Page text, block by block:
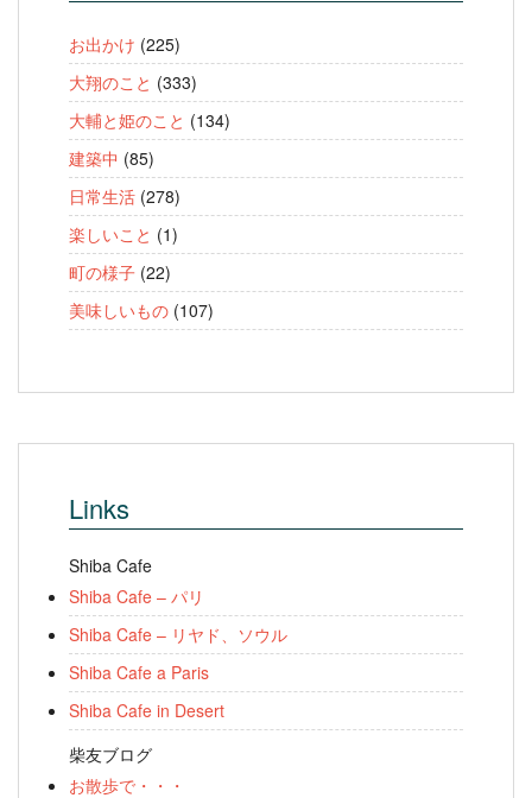
お出かけ (225)
大翔のこと (333)
大輔と姫のこと (134)
建築中 (85)
日常生活 (278)
楽しいこと (1)
町の様子 (22)
美味しいもの (107)
Links
Shiba Cafe
Shiba Cafe – パリ
Shiba Cafe – リヤド、ソウル
Shiba Cafe a Paris
Shiba Cafe in Desert
柴友ブログ
お散歩で・・・